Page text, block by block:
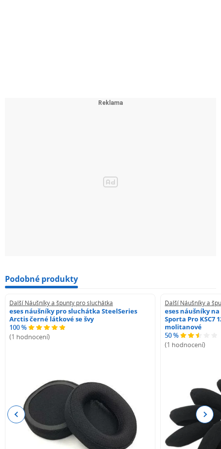
Podobné produkty
Další Náušníky a špunty pro sluchátka
eses náušníky pro sluchátka SteelSeries
Arctis černé látkové se švy
100 %
(1 hodnocení)
Další Náušníky a
eses náušníky
Sporta Pro KSC7
molitanové
50 %
(1 hodnocení)
Previous Next